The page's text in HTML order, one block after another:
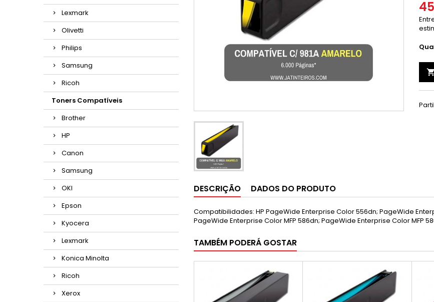
Lexmark
Olivetti
Philips
Samsung
Ricoh
Toners Compatíveis
Brother
HP
Canon
Samsung
OKI
Epson
Kyocera
Lexmark
Konica Minolta
Ricoh
Xerox

DESCRIÇÃO DADOS DO PRODUTO
Compatibilidades: HP PageWide Enterprise Color 556dn; PageWide
PageWide Enterprise Color MFP 586dn; PageWide Enterprise Color MFP
TAMBÉM PODERÁ GOSTAR